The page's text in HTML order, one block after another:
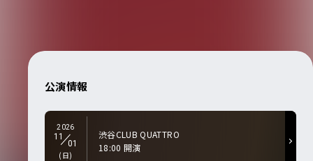
公演情報
2026
11
01
(日)
渋谷CLUB QUATTRO
18:00 開演